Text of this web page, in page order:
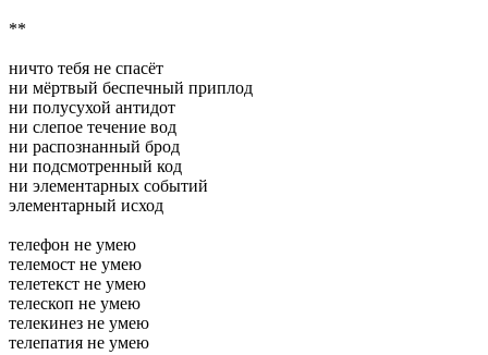
**
ничто тебя не спасёт
ни мёртвый беспечный приплод
ни полусухой антидот
ни слепое течение вод
ни распознанный брод
ни подсмотренный код
ни элементарных событий
элементарный исход
телефон не умею
телемост не умею
телетекст не умею
телескоп не умею
телекинез не умею
телепатия не умею